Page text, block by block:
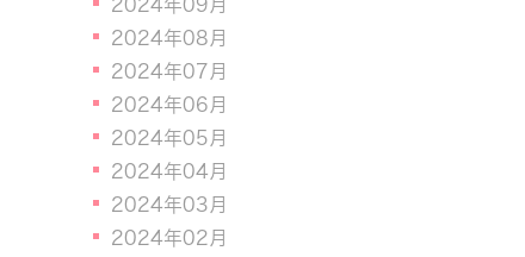
2024年09月
2024年08月
2024年07月
2024年06月
2024年05月
2024年04月
2024年03月
2024年02月